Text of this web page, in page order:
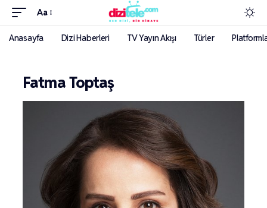
Aa
Anasayfa Dizi Haberleri TV Yayın Akışı Türler
Fatma Toptaş